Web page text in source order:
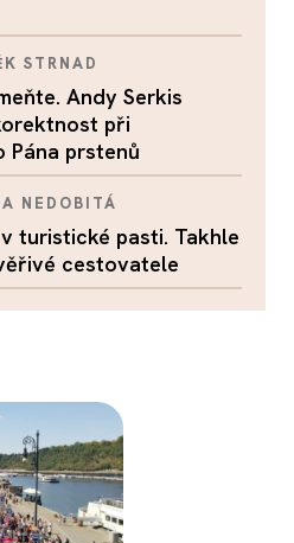
STRNAD
Andy Serkis
při
Pána prstenů
NEDOBITÁ
turistické pasti. Takhle
cestovatele